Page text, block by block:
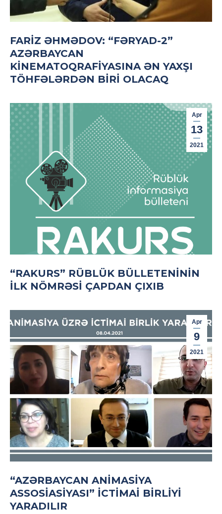
FARIZ ƏHMƏDOV: “FƏRYAD-2”
AZƏRBAYCAN
KINEMATOQRAFIYASINA ƏN YAXŞI
TÖHFƏLƏRDƏN BIRI OLACAQ
Apr
13
2021
“RAKURS” RÜBLÜK BÜLLETENININ
ILK NÖMRƏSI ÇAPDAN ÇIXIB
Apr
9
2021
“AZƏRBAYCAN ANIMASIYA
ASSOSIASIYASI” ICTIMAI BIRLIYI
YARADILIR